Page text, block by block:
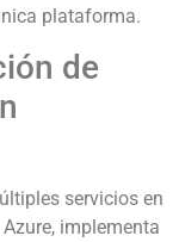
plataforma.
de
servicios en
implementa